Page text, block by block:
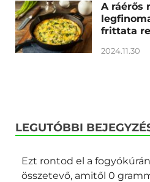
A ráérős
frittata
2024.11.30
LEGUTÓBBI
Ezt rontod el a
összetevő, amitől 0